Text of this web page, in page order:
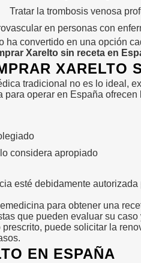
Tratar la trombosis venosa
en personas con
ha convertido en una opción
Xarelto sin receta en
XARELTO
tradicional no es lo ideal,
operar en España
considera apropiado
esté debidamente autorizada
para obtener una
que pueden evaluar su
puede solicitar la
EN ESPAÑA